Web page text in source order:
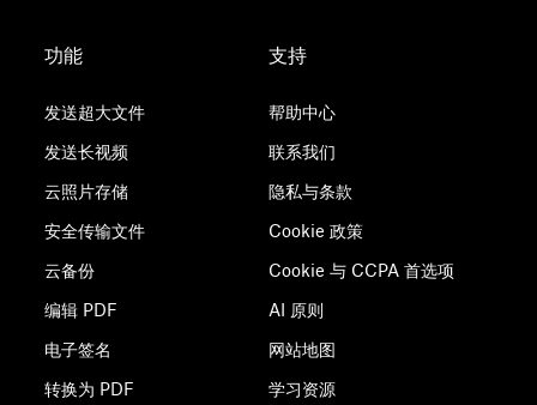
功能
发送超大文件
发送长视频
云照片存储
安全传输文件
云备份
编辑 PDF
电子签名
转换为 PDF
支持
帮助中心
联系我们
隐私与条款
Cookie 政策
Cookie 与 CCPA 首选项
AI 原则
网站地图
学习资源